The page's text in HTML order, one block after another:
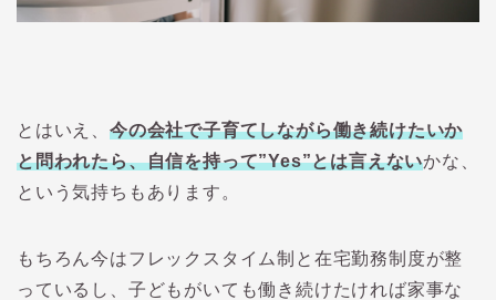
とはいえ、 今の会社で子育てしながら働き続けたいか
と問われたら、自信を持って”Yes”とは言えないかな、
という気持ちもあります。
もちろん今はフレックスタイム制と在宅勤務制度が整
っているし、子どもがいても働き続けたければ家事な